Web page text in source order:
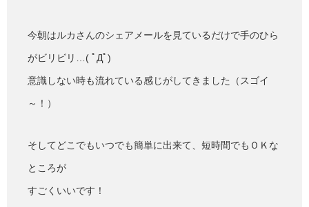
今朝はルカさんのシェアメールを見ているだけで手のひら
がビリビリ…( ﾟДﾟ)
意識しない時も流れている感じがしてきました（スゴイ
～！）
そしてどこでもいつでも簡単に出来て、短時間でもＯＫな
ところが
すごくいいです！